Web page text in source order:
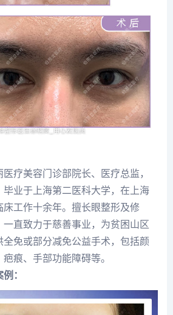
医疗美容门诊部院长、医疗总监，
毕业于上海第二医科大学，在上海
床工作十余年。擅长眼整形及修
直致力于慈善事业，为贫困山区
全免或部分减免公益手术，包括颜
痕、手部功能障碍等。
：